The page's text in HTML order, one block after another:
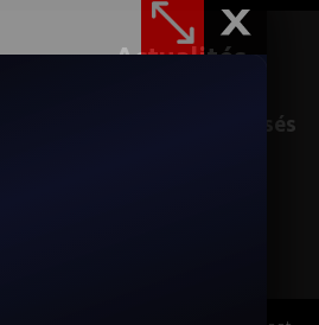
Actualités
Journaux télévisés